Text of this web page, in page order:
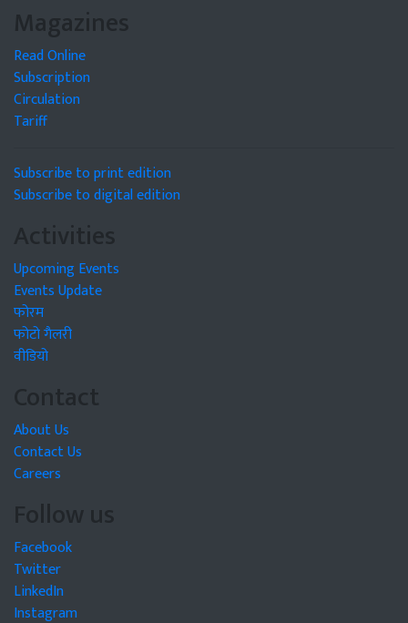
Magazines
Read Online
Subscription
Circulation
Tariff
Subscribe to print edition
Subscribe to digital edition
Activities
Upcoming Events
Events Update
फोरम
फोटो गैलरी
वीडियो
Contact
About Us
Contact Us
Careers
Follow us
Facebook
Twitter
LinkedIn
Instagram